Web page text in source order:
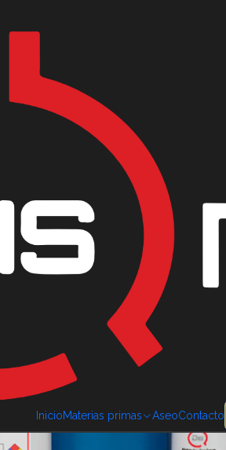
InicioMaterias primas AseoContacto
SODA CAUSTICA LIQUIDA 50%